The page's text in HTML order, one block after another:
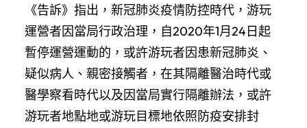
《告訴》指出，新冠肺炎疫情防控時代，游玩
運營者因當局行政治理，自2020年1月24日起
暫停運營運動的，或許游玩者因患新冠肺炎、
疑似病人、親密接觸者，在其隔離醫治時代或
醫學察看時代以及因當局實行隔離辦法，或許
游玩者地點地或游玩目標地依照防疫安排封